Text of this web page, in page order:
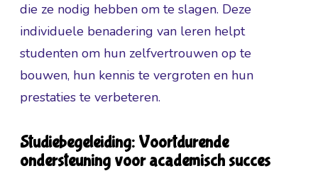
die ze nodig hebben om te slagen. Deze
individuele benadering van leren helpt
studenten om hun zelfvertrouwen op te
bouwen, hun kennis te vergroten en hun
prestaties te verbeteren.
Studiebegeleiding: Voortdurende
ondersteuning voor academisch succes